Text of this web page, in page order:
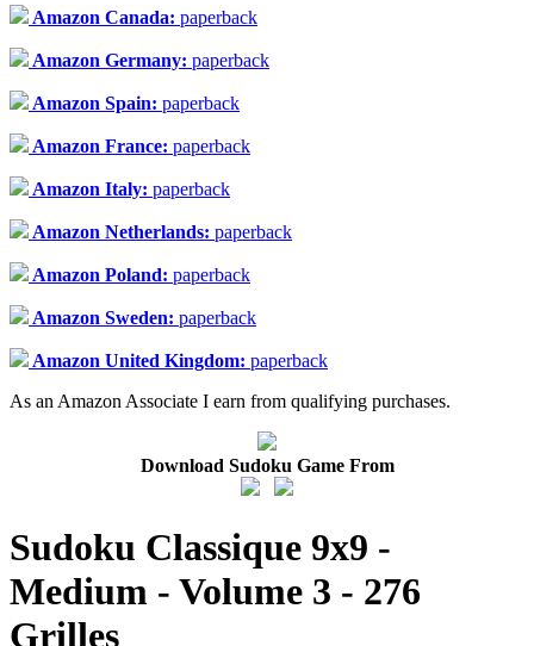
Amazon Canada: paperback
Amazon Germany: paperback
Amazon Spain: paperback
Amazon France: paperback
Amazon Italy: paperback
Amazon Netherlands: paperback
Amazon Poland: paperback
Amazon Sweden: paperback
Amazon United Kingdom: paperback
As an Amazon Associate I earn from qualifying purchases.
Download Sudoku Game From
Sudoku Classique 9x9 -
Medium - Volume 3 - 276
Grilles